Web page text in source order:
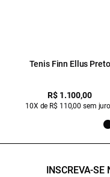
Tenis Finn Ellus Preto
R$ 1.100,00
10X de R$ 110,00 sem
INSCREVA-SE